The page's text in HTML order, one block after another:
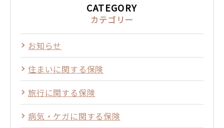
CATEGORY
カテゴリー
お知らせ
住まいに関する保険
旅行に関する保険
病気・ケガに関する保険